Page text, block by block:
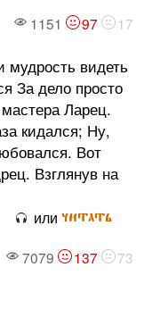
1151 97 17
мудрость видеть
За дело просто
Ларец.
кидался; Ну,
Вот
Взглянув на
или читать
7079 137 73